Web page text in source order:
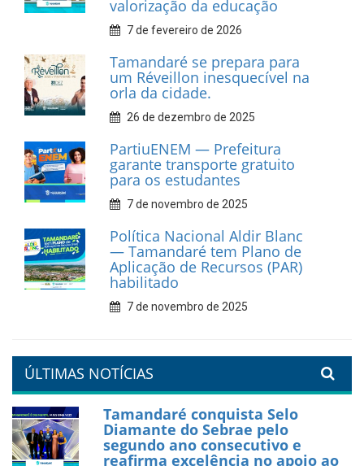
10 de fevereiro de 2026
Dia do Frevo: patrimônio
cultural em movimento
9 de fevereiro de 2026
Prefeitura de Tamandaré
fortalece apoio aos
catadores de materiais
recicláveis
9 de fevereiro de 2026
Prefeitura de Tamandaré
reforça diálogo e
compromisso com a
valorização da educação
7 de fevereiro de 2026
orla da cidade.
PartiuENEM — Prefeitura
garante transporte gratuito
para os estudantes